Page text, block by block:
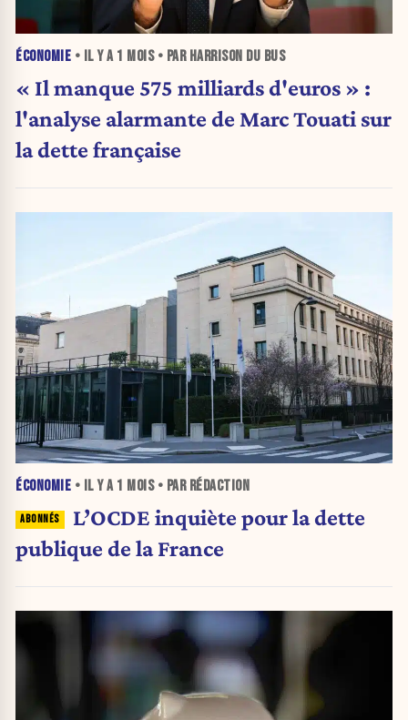
ÉCONOMIE • IL Y A 1 MOIS• PAR HARRISON DU BUS
« Il manque 575 milliards d'euros » :
l'analyse alarmante de Marc Touati sur
la dette française
ÉCONOMIE • IL Y A 1 MOIS• PAR RÉDACTION
L’OCDE inquiète pour la dette
publique de la France